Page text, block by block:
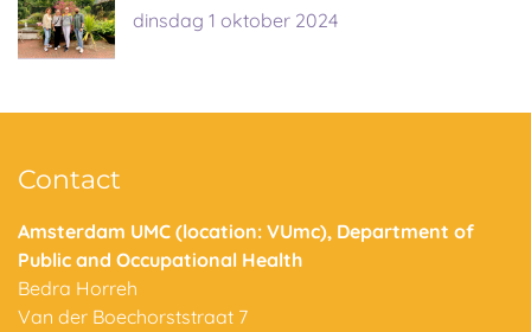
dinsdag 1 oktober 2024
Contact
Amsterdam UMC (location: VUmc), Department of
Public and Occupational Health
Bedra Horreh
Van der Boechorststraat 7